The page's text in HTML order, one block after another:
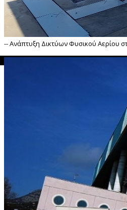
-- Ανάπτυξη Δικτύων Φυσικού Αερίου
">
Δικτύων Φυσικού Αερίου